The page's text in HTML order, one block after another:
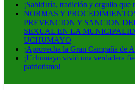
¡Sabiduría, tradición y orgullo que
NORMAS Y
PREVENCION Y SANCION
SEXUAL EN LA
UCHUMAYO
¡Aprovecha la Gran Campaña de
¡Uchumayo vivió una verdadera
patriotismo!